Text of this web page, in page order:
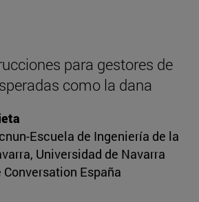
para gestores de
como la dana
Escuela de Ingeniería de la
Universidad de Navarra
Conversation España